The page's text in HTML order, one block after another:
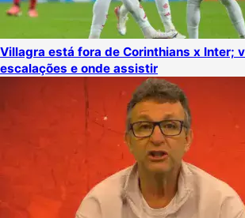
Villagra está fora de Corinthians x Inter;
escalações e onde assistir